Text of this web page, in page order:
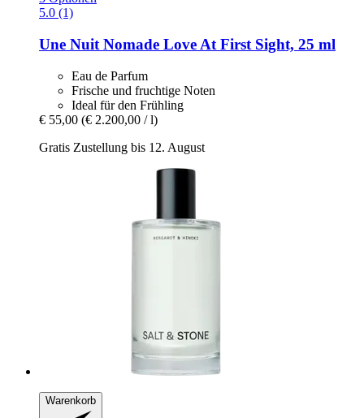
5.0 (1)
Une Nuit Nomade Love At First Sight, 25 ml
Eau de Parfum
Frische und fruchtige Noten
Ideal für den Frühling
€ 55,00 (€ 2.200,00 / l)
Gratis Zustellung bis 12. August
Warenkorb